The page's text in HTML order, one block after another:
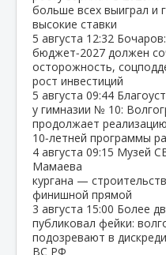
больше всех выиграл и
высокие ставки
5 августа 12:32 Бочаров:
бюджет‑2027 должен
осторожность,
рост инвестиций
5 августа 09:44
у гимназии № 10:
продолжает реализацию
10‑летней программы
4 августа 09:15 Музей
Мамаева
кургана —
финишной прямой
3 августа 15:00 Более
публиковал фейки:
подозревают в
ВС РФ